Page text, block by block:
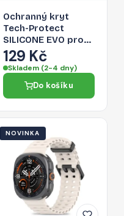
Ochranný kryt
Tech-Protect
SILICONE EVO pro
Samsung Galaxy
Watch 8 / 9 /
Classic (40 / 44 / 46
mm) - černý
129 Kč
Skladem (2-4 dny)
Do košíku
NOVINKA